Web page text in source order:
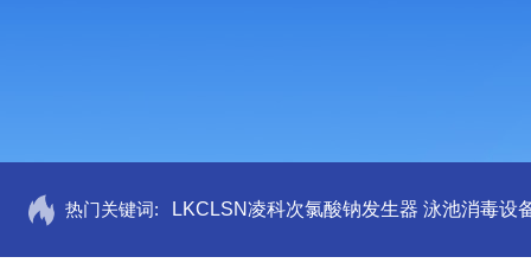
热门关键词: LKCLSN凌科次氯酸钠发生器 泳池消毒设